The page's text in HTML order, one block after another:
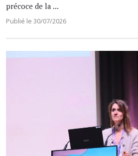
précoce de la ...
Publié le 30/07/2026